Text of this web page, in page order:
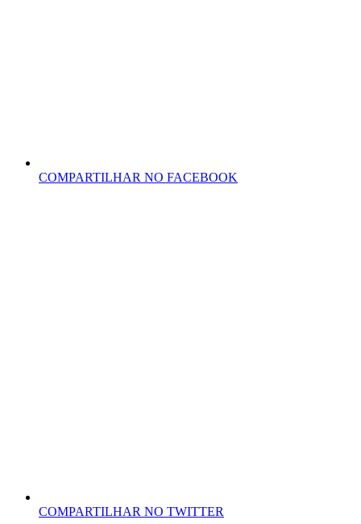
COMPARTILHAR NO FACEBOOK
COMPARTILHAR NO TWITTER